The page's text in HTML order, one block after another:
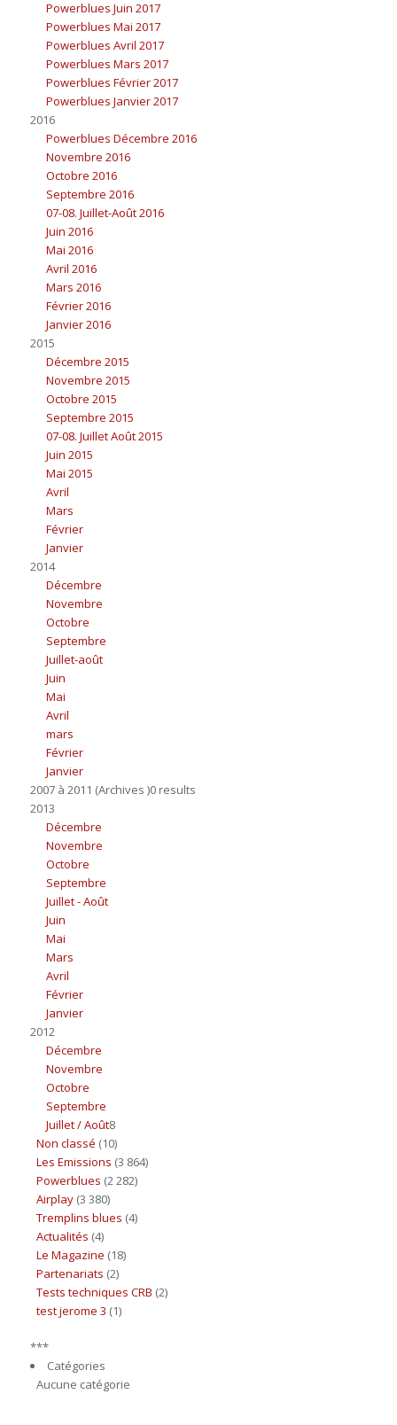
Powerblues Juin 2017
Powerblues Mai 2017
Powerblues Avril 2017
Powerblues Mars 2017
Powerblues Février 2017
Powerblues Janvier 2017
2016
Powerblues Décembre 2016
Novembre 2016
Octobre 2016
Septembre 2016
07-08. Juillet-Août 2016
Juin 2016
Mai 2016
Avril 2016
Mars 2016
Février 2016
Janvier 2016
2015
Décembre 2015
Novembre 2015
Octobre 2015
Septembre 2015
07-08. Juillet Août 2015
Juin 2015
Mai 2015
Avril
Mars
Février
Janvier
2014
Décembre
Novembre
Octobre
Septembre
Juillet-août
Juin
Mai
Avril
mars
Février
Janvier
2007 à 2011 (Archives )0 results
2013
Décembre
Novembre
Octobre
Septembre
Juillet - Août
Juin
Mai
Mars
Avril
Février
Janvier
2012
Décembre
Novembre
Octobre
Septembre
Juillet / Août8
Non classé (10)
Les Emissions (3 864)
Powerblues (2 282)
Airplay(3 380)
Tremplins blues (4)
Actualités (4)
Le Magazine (18)
Partenariats (2)
Tests techniques CRB (2)
test jerome 3 (1)
***
Catégories
Aucune catégorie